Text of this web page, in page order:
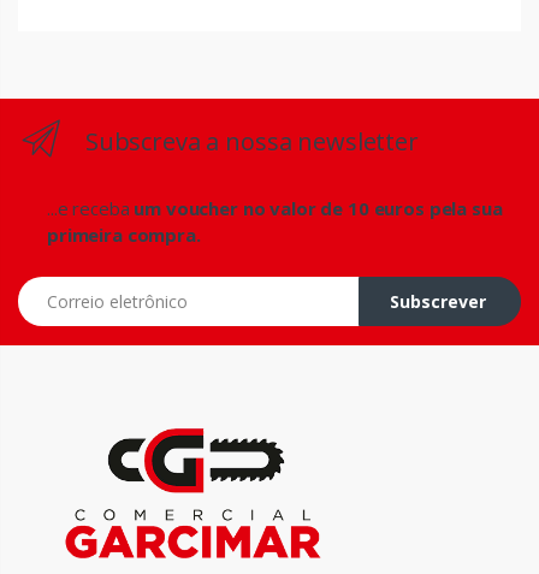
Subscreva a nossa newsletter
...e receba um voucher no valor de 10 euros pela sua
primeira compra.
Correio eletrônico
Subscrever